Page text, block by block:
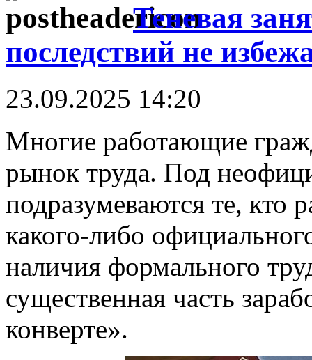
Теневая
последствий не
23.09.2025 14:20
Многие работающие
рынок труда. Под
подразумеваются те, кто
какого-либо
наличия формального
существенная часть
конверте».